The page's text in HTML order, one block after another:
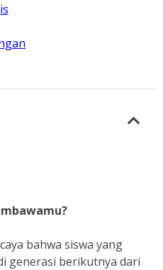
bahwa siswa yang
generasi berikutnya dari